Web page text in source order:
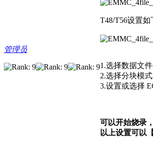
管理员
T48/T56设置如
1.选择数据文
2.选择分块模
3.设置或选择
可以开始烧录
以上设置可以